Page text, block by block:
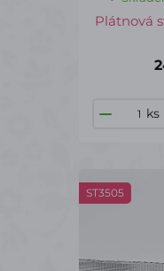
Plátnová
ks
ST3505